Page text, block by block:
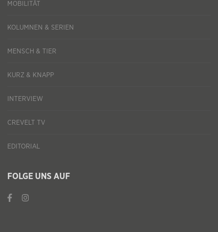
MOBILITÄT
KOLUMNEN & SERIEN
MENSCH & TIER
KURZ & KNAPP
INTERVIEW
CREVELT TV
EDITORIAL
FOLGE UNS AUF